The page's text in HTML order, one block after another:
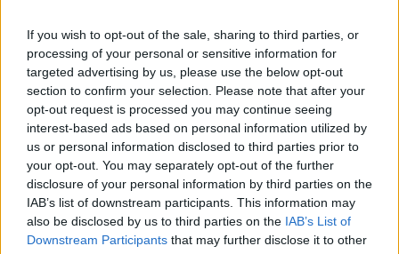
If you wish to opt-out of the sale, sharing to third parties, or
processing of your personal or sensitive information for
targeted advertising by us, please use the below opt-out
section to confirm your selection. Please note that after your
opt-out request is processed you may continue seeing
interest-based ads based on personal information utilized by
us or personal information disclosed to third parties prior to
your opt-out. You may separately opt-out of the further
disclosure of your personal information by third parties on the
IAB’s list of downstream participants. This information may
also be disclosed by us to third parties on the IAB’s List of
Downstream Participants that may further disclose it to other
2026. augusztus 07., péntek